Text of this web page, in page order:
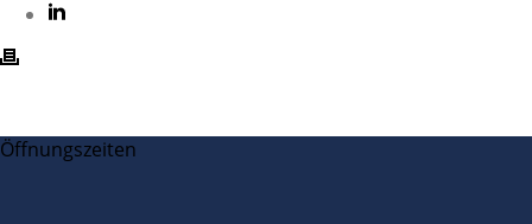
Öffnungszeiten